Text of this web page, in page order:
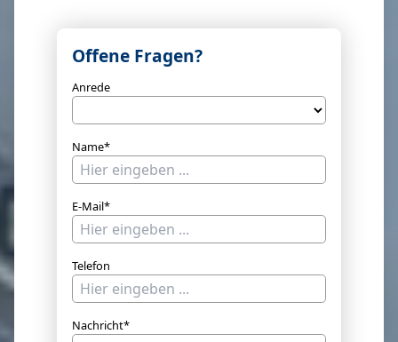
Offene Fragen?
Anrede
Name*
E-Mail*
Telefon
Nachricht*